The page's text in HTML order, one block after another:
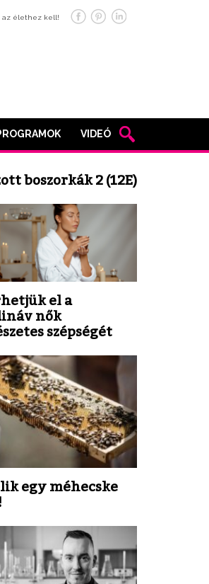
az élethez kell!
VIDEÓ
boszorkák 2 (12E)
el a
nők
szépségét
egy méhecske